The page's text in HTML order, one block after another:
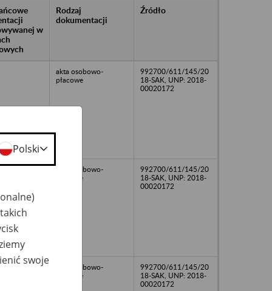
w
Rodzaj
dokumentacji
Źródło
akta osobowo-
płacowe
992700/611/145/20
18-SAK, UNP: 2018-
00020172
akta osobowo-
płacowe
992700/611/145/20
18-SAK, UNP: 2018-
00020172
akta osobowo-
płacowe
992700/611/145/20
18-SAK, UNP: 2018-
00020172
Polski
swoje